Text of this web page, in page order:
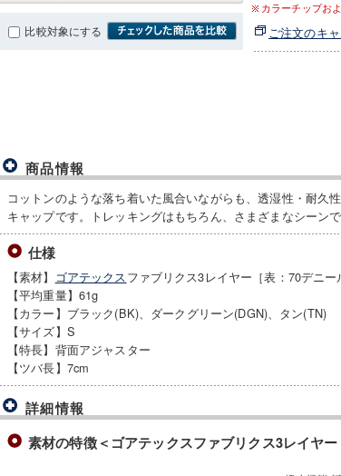
比較対象にする
カラーチップお
ご注文のキ
商品情報
コットンのような落ち着いた風合いながらも、透湿性・耐久
キャップです。トレッキングはもちろん、さまざまなシーン
仕様
【素材】 ゴアテックスファブリクス3レイヤー［表：70デニ
【平均重量】61g
【カラー】ブラック(BK)、ダークグリーン(DGN)、タン(TN)
【サイズ】S
【特長】背面アジャスター
【ツバ長】7cm
詳細情報
素材の特徴＜ゴアテックスファブリクス3レイヤー